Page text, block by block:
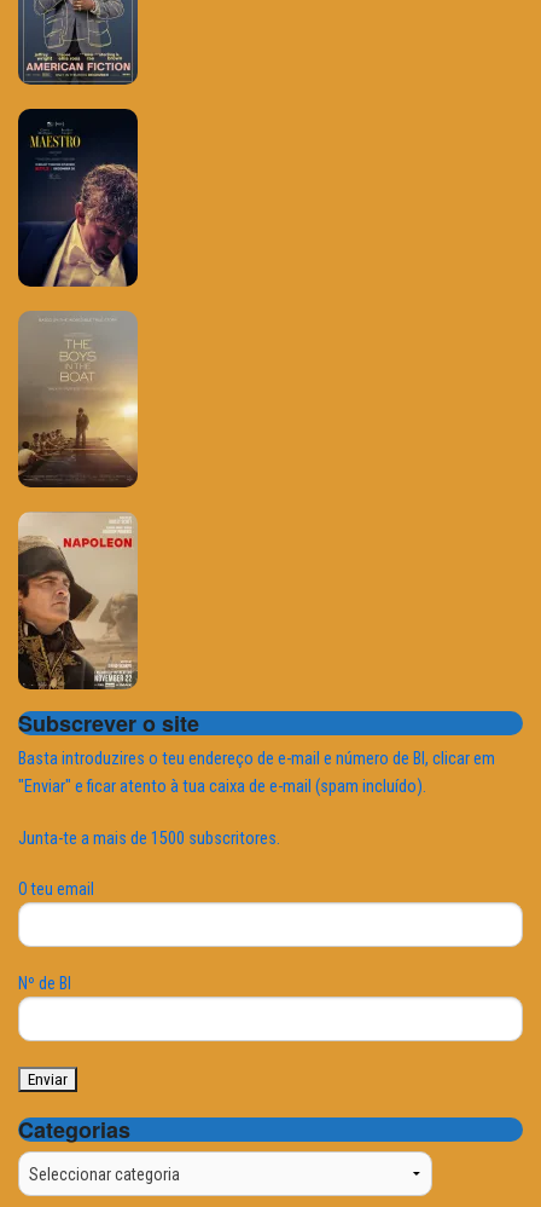
Subscrever o site
Basta introduzires o teu endereço de e-mail e número de BI, clicar em
"Enviar" e ficar atento à tua caixa de e-mail (spam incluído).
Junta-te a mais de 1500 subscritores.
O teu email
Nº de BI
Categorias
Categorias